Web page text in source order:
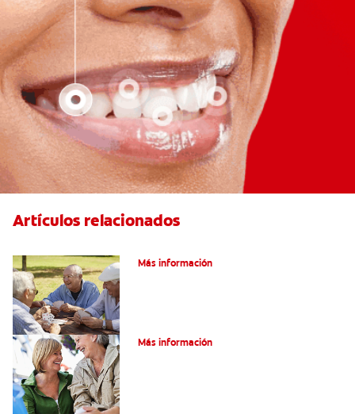
Artículos relacionados
Más información
Más información